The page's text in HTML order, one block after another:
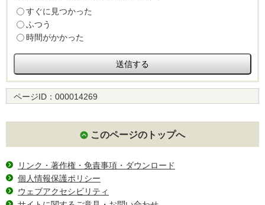
すぐに見つかった
ふつう
時間がかかった
ページID： 000014269
このページのトップへ
リンク・著作権・免責事項・ダウンロード
個人情報保護ポリシー
ウェブアクセシビリティ